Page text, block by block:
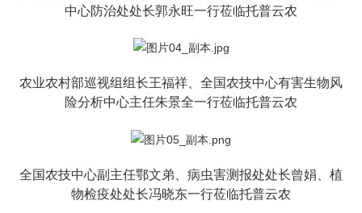
中心防治处处长郭永旺一行莅临托普云农
农业农村部巡视组组长王福祥、全国农技中心有害生物风
险分析中心主任朱景全一行莅临托普云农
全国农技中心副主任鄂文弟、病虫害测报处处长曾娟、植
物检疫处处长冯晓东一行莅临托普云农